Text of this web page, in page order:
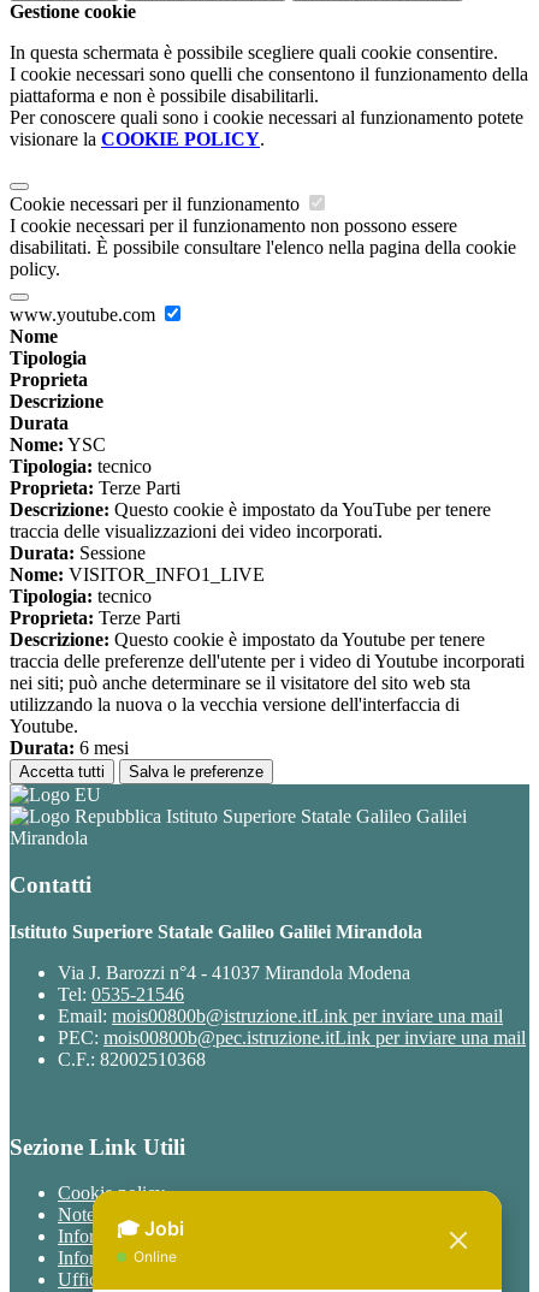
Gestione cookie
In questa schermata è possibile scegliere quali cookie consentire.
I cookie necessari sono quelli che consentono il funzionamento della
piattaforma e non è possibile disabilitarli.
Per conoscere quali sono i cookie necessari al funzionamento potete
visionare la COOKIE POLICY.
Cookie necessari per il funzionamento
I cookie necessari per il funzionamento non possono essere
disabilitati. È possibile consultare l'elenco nella pagina della cookie
policy.
www.youtube.com
Nome
Tipologia
Proprieta
Descrizione
Durata
Nome: YSC
Tipologia: tecnico
Proprieta: Terze Parti
Descrizione: Questo cookie è impostato da YouTube per tenere
traccia delle visualizzazioni dei video incorporati.
Durata: Sessione
Nome: VISITOR_INFO1_LIVE
Tipologia: tecnico
Proprieta: Terze Parti
Descrizione: Questo cookie è impostato da Youtube per tenere
traccia delle preferenze dell'utente per i video di Youtube incorporati
nei siti; può anche determinare se il visitatore del sito web sta
utilizzando la nuova o la vecchia versione dell'interfaccia di
Youtube.
Durata: 6 mesi
Accetta tutti Salva le preferenze
Istituto Superiore Statale Galileo Galilei
Mirandola
Contatti
Istituto Superiore Statale Galileo Galilei Mirandola
Via J. Barozzi n°4 - 41037 Mirandola Modena
Tel: 0535-21546
Email: mois00800b@istruzione.itLink per inviare una mail
PEC: mois00800b@pec.istruzione.itLink per inviare una mail
C.F.: 82002510368
Sezione Link Utili
Cookie policy
Note legali
Informativa Privacy
Informativa Privacy chatbot Jobi
Ufficio Relazioni con il Pubblico